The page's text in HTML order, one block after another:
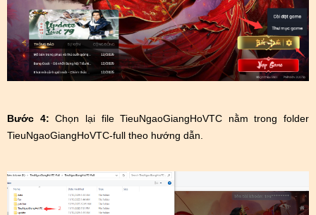
Bước 4:Chọn lại file TieuNgaoGiangHoVTC nằm trong folder
TieuNgaoGiangHoVTC-full theo hướng dẫn.